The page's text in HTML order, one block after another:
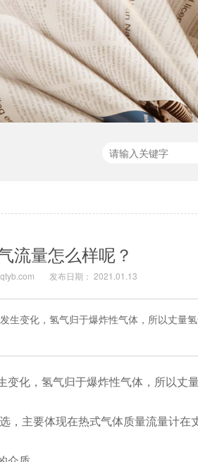
流量怎么样呢？
发布日期： 2021.01.13
生变化，氢气归于爆炸性气体，所以丈量
化，氢气归于爆炸性气体，所以丈
主要体现在热式气体质量流量计在